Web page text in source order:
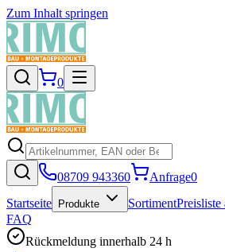
Zum Inhalt springen
0
08709 943360 Anfrage0
Startseite
Produkte SortimentPreisliste
FAQ
Rückmeldung innerhalb 24 h